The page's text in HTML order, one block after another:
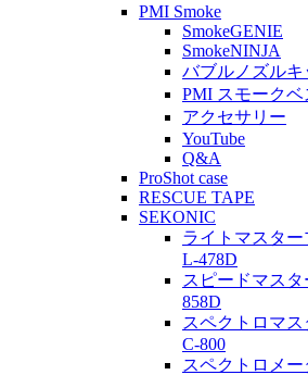
PMI Smoke
SmokeGENIE
SmokeNINJA
バブルノズルキ
PMI スモークベ
アクセサリー
YouTube
Q&A
ProShot case
RESCUE TAPE
SEKONIC
ライトマスタ
L-478D
スピードマスタ
858D
スペクトロマ
C-800
スペクトロメー